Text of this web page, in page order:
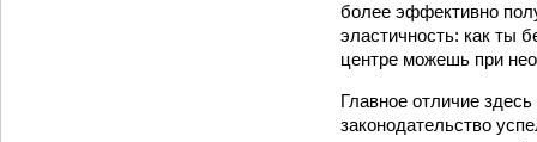
более эффективно
эластичность: как ты
центре можешь при
Главное отличие
законодательство